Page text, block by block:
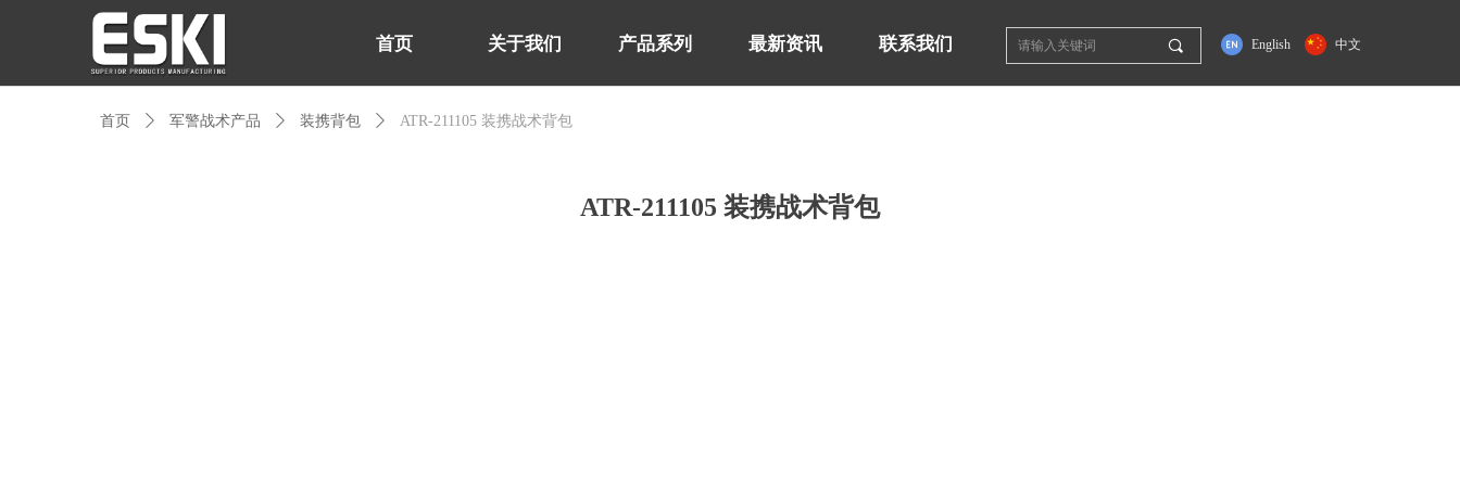
首页
首页
关于我们
关于我们
产品系列 最新资讯 联系我们 English 中文
끠
首页 ꄲ 军警战术产品 ꄲ 装携背包 ꄲ ATR-211105 装携战术背包
ATR-211105 装携战术背包